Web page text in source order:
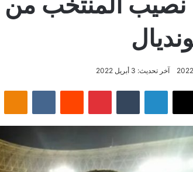
آخر تحديث: 3 أبريل 2022
‫X لينكدإن بينتيريست